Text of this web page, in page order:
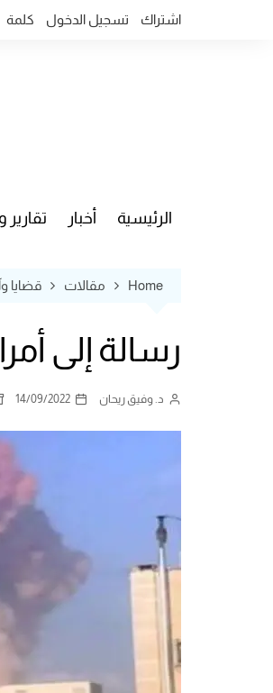
اشتراك تسجيل الدخول كلمة
الرئيسية أخبار
Home مقالات قضايا
رسالة إلى
د. وفيق ريحان 14/09/2022